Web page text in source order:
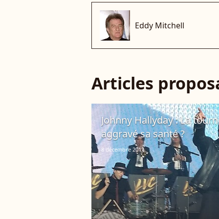
Eddy Mitchell
Articles
Johnny Hallyday : La
aggravé sa santé ?
8 décembre 2017